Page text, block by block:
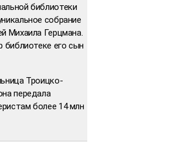
библиотеки
собрание
Михаила Герцмана.
библиотеке его сын
Троицко-
передала
более 14 млн